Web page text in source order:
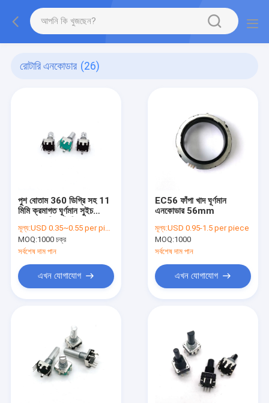
রোটারি এনকোডার (26)
পুশ বোতাম 360 ডিগ্রি সহ 11
মিমি ক্রমাগত ঘূর্ণমান সুইচ
মূল্য:USD 0.35~0.55 per piece
MOQ:1000 চক্র
সর্বশেষ দাম পান
এখন যোগাযোগ
EC56 ফাঁপা খাদ ঘূর্ণমান
এনকোডার 56mm
মূল্য:USD 0.95-1.5 per piece
MOQ:1000
সর্বশেষ দাম পান
এখন যোগাযোগ